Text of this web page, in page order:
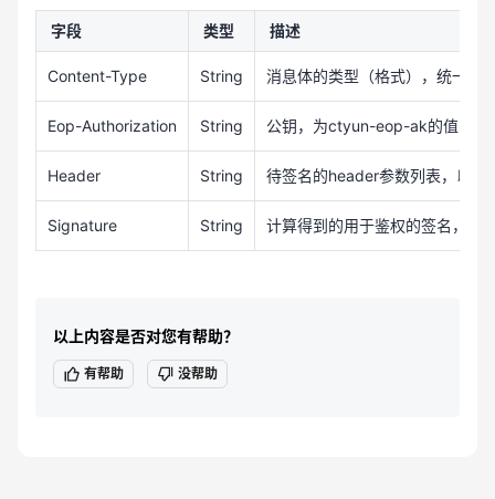
字段 类型 描述
Content-Type String 消息体的类型（格式），统一为
Eop-Authorization String 公钥，为ctyun-eop-ak的值
Header String 待签名的header参数列表，以
Signature String 计算得到的用于鉴权的签名，生
以上内容是否对您有帮助？
有帮助 没帮助